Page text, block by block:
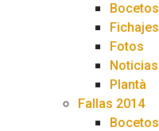
Bocetos
Fichajes
Fotos
Noticias
Plantà
Fallas 2014
Bocetos